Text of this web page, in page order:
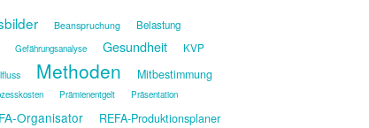
Beanspruchung Belastung
Gefährungsanalyse Gesundheit KVP
Methoden
Mitbestimmung
Prämienentgelt Präsentation
Organisator REFA-Produktionsplaner